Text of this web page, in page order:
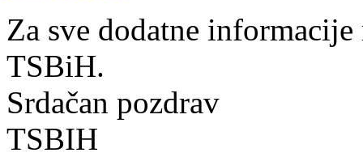
Za sve dodatne
TSBiH.
Srdačan pozdrav
TSBIH